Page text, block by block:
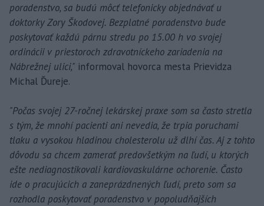
poradenstvo, sa budú môcť telefonicky objednávať u
doktorky Zory Škodovej. Bezplatné poradenstvo bude
poskytovať každú párnu stredu po 15.00 h vo svojej
ordinácii v priestoroch zdravotníckeho zariadenia na
Nábrežnej ulici," informoval hovorca mesta Prievidza
Michal Ďureje.
"Počas svojej 27-ročnej lekárskej praxe som sa často stretla
s tým, že mnohí pacienti ani nevedia, že trpia poruchami
tlaku a vysokou hladinou cholesterolu už dlhí čas. Aj z tohto
dôvodu sa chcem zamerať predovšetkým na ľudí, u ktorých
ešte nediagnostikovali kardiovaskulárne ochorenie. Často
ide o pracujúcich a zaneprázdnených ľudí, preto som sa
rozhodla poskytovať poradenstvo v popoludňajších